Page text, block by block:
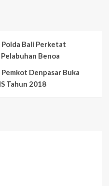
Polda Bali Perketat
Benoa
Pemkot Denpasar Buka
Tahun 2018